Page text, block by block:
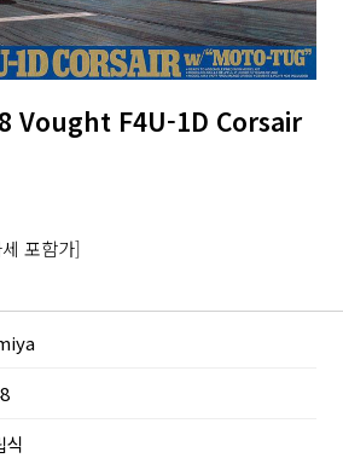
Vought F4U-1D Corsair
포함가]
식